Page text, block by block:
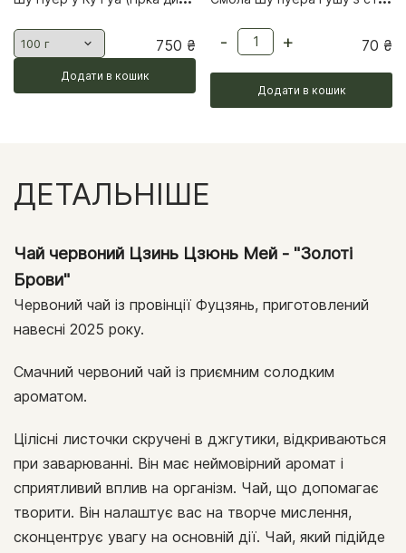
750 ₴
Додати в кошик
70 ₴
- +
Додати в кошик
ДЕТАЛЬНІШЕ
Чай червоний Цзинь Цзюнь Мей - "Золоті
Брови"
Червоний чай із провінції Фуцзянь, приготовлений
навесні 2025 року.
Смачний червоний чай із приємним солодким
ароматом.
Цілісні листочки скручені в джгутики, відкриваються
при заварюванні. Він має неймовірний аромат і
сприятливий вплив на організм. Чай, що допомагає
творити. Він налаштує вас на творче мислення,
сконцентрує увагу на основній дії. Чай, який підійде